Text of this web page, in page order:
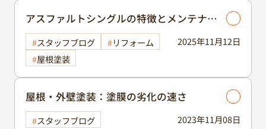
2025年11月12日
アスファルトシングルの特徴とメンテナン
ス/屋根塗装
スタッフブログ
リフォーム
屋根塗装
2023年11月08日
屋根・外壁塗装：塗膜の劣化の速さ
スタッフブログ